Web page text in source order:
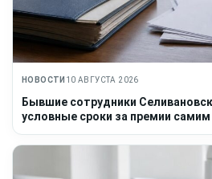
НОВОСТИ 10 АВГУСТА 2026
Бывшие сотрудники
условные сроки за премии самим